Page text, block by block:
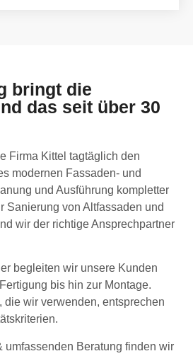
bringt die
das seit über 30
Firma Kittel tagtäglich den
modernen Fassaden- und
und Ausführung kompletter
Sanierung von Altfassaden und
wir der richtige Ansprechpartner
begleiten wir unsere Kunden
bis hin zur Montage.
die wir verwenden, entsprechen
umfassenden Beratung finden wir